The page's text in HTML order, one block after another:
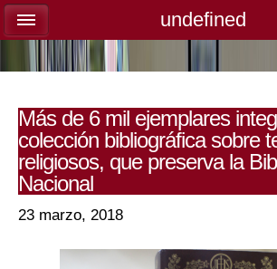
Más de 6 mil ejemplares
colección bibliográfica sobre
religiosos, que preserva la
Nacional
23 marzo, 2018
undefined
undefined